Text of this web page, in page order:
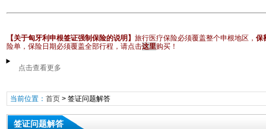
【关于匈牙利申根签证强制保险的说明】 旅行医疗保险必须覆盖整个申根地区， 保
险单，保险日期必须覆盖全部行程 ，请点击这里购买！
点击查看更多
当前位置： 首页> 签证问题解答
签证问题解答